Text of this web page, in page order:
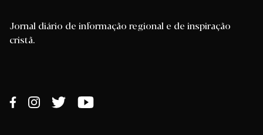
Jornal diário de informação regional e de inspiração
cristã.